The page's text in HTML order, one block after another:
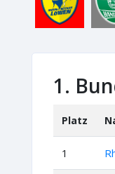
1.
Platz
1